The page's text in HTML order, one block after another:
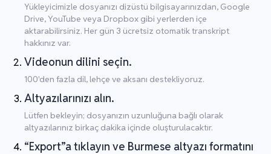
Yükleyicimizle dosyanızı dizüstü bilgisayarınızdan, Google
Drive, YouTube veya Dropbox gibi yerlerden içe
aktarabilirsiniz. Her gün 3 ücretsiz otomatik transkript
hakkınız var.
Videonun dilini seçin.
100'den fazla dil, lehçe ve aksanı destekliyoruz.
Altyazılarınızı alın.
Lütfen bekleyin; dosyanızın uzunluğuna bağlı olarak
altyazılarınız birkaç dakika içinde oluşturulacaktır.
“Export”a tıklayın ve Burmese altyazı formatını